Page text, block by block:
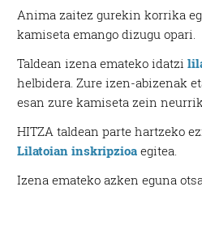
Anima zaitez gurekin korrika
kamiseta emango dizugu opari.
Taldean izena emateko idatzi
helbidera. Zure izen-abizenak
esan zure kamiseta zein
HITZA taldean parte hartzeko
Lilatoian inskripzioa egitea.
Izena emateko azken eguna